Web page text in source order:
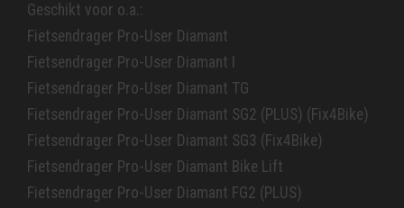
Geschikt voor o.a.:
Fietsendrager Pro-User Diamant
Fietsendrager Pro-User Diamant I
Fietsendrager Pro-User Diamant TG
Fietsendrager Pro-User Diamant SG2 (PLUS) (Fix4Bike)
Fietsendrager Pro-User Diamant SG3 (Fix4Bike)
Fietsendrager Pro-User Diamant Bike Lift
Fietsendrager Pro-User Diamant FG2 (PLUS)